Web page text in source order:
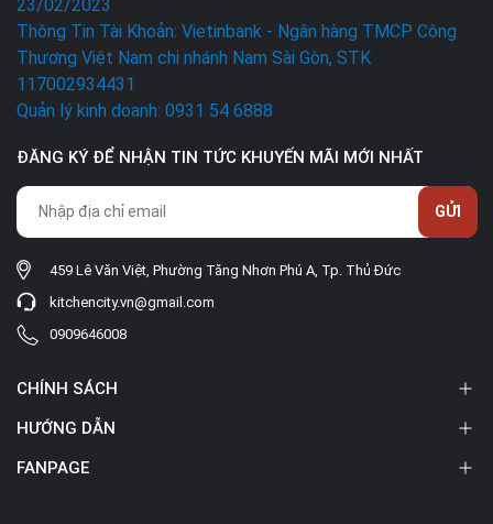
23/02/2023
Thông Tin Tài Khoản: Vietinbank - Ngân hàng TMCP Công
Thương Việt Nam chi nhánh Nam Sài Gòn, STK
117002934431
Quản lý kinh doanh: 0931 54 6888
ĐĂNG KÝ ĐỂ NHẬN TIN TỨC KHUYẾN MÃI MỚI NHẤT
GỬI
459 Lê Văn Việt, Phường Tăng Nhơn Phú A, Tp. Thủ Đức
kitchencity.vn@gmail.com
0909646008
CHÍNH SÁCH
HƯỚNG DẪN
FANPAGE